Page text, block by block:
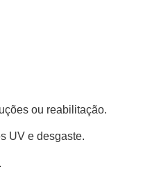
ou reabilitação.
UV e desgaste.